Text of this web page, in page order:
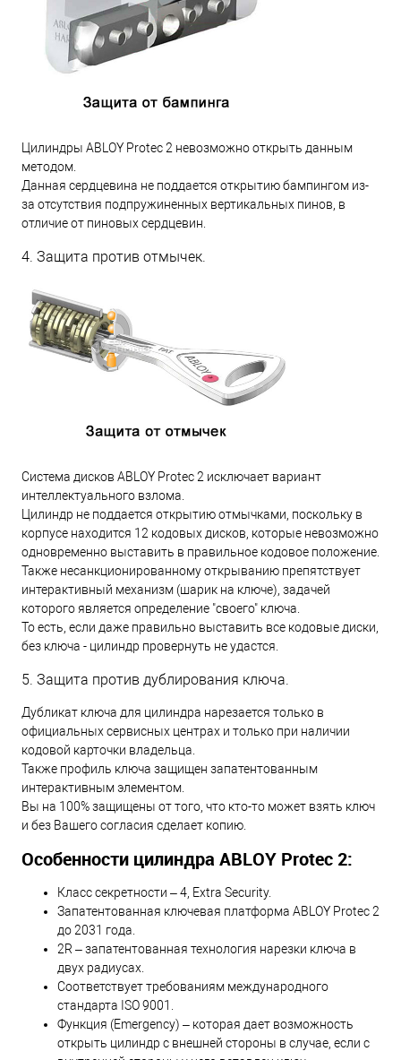
Цилиндры ABLOY Protec 2 невозможно открыть данным
методом.
Данная сердцевина не поддается открытию бампингом из-
за отсутствия подпружиненных вертикальных пинов, в
отличие от пиновых сердцевин.
4. Защита против отмычек.
Система дисков ABLOY Protec 2 исключает вариант
интеллектуального взлома.
Цилиндр не поддается открытию отмычками, поскольку в
корпусе находится 12 кодовых дисков, которые невозможно
одновременно выставить в правильное кодовое положение.
Также несанкционированному открыванию препятствует
интерактивный механизм (шарик на ключе), задачей
которого является определение "своего" ключа.
То есть, если даже правильно выставить все кодовые диски,
без ключа - цилиндр провернуть не удастся.
5. Защита против дублирования ключа.
Дубликат ключа для цилиндра нарезается только в
официальных сервисных центрах и только при наличии
кодовой карточки владельца.
Также профиль ключа защищен запатентованным
интерактивным элементом.
Вы на 100% защищены от того, что кто-то может взять ключ
и без Вашего согласия сделает копию.
Особенности цилиндра ABLOY Protec 2:
Класс секретности – 4, Extra Security.
Запатентованная ключевая платформа ABLOY Protec 2
до 2031 года.
2R – запатентованная технология нарезки ключа в
двух радиусах.
Соответствует требованиям международного
стандарта ISO 9001.
Функция (Emergency) – которая дает возможность
открыть цилиндр с внешней стороны в случае, если с